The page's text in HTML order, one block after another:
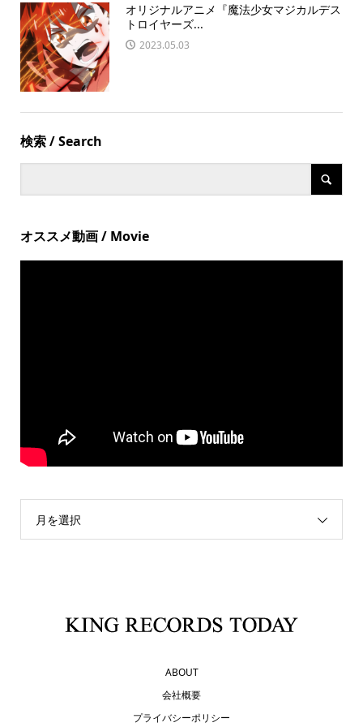
オリジナルアニメ『魔法少⼥マジカルデス
トロイヤーズ...
2023.05.03
検索 / Search
オススメ動画 / Movie
月を選択
ABOUT
会社概要
プライバシーポリシー